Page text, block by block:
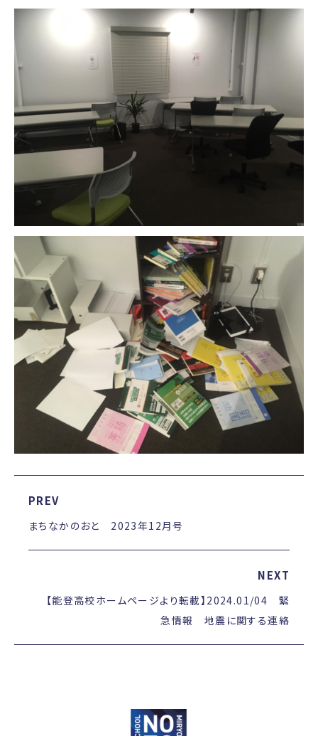
PREV
まちなかのおと 2023年12月号
NEXT
【能登高校ホームページより転載】2024.01/04 緊
急情報 地震に関する連絡